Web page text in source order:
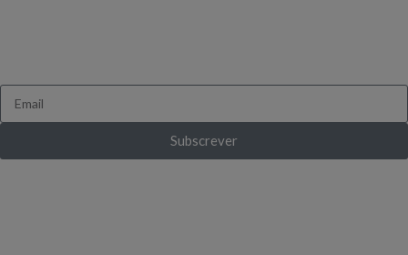
Subscrever